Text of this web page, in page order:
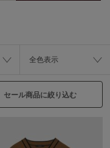
全色表示
セール商品に絞り込む